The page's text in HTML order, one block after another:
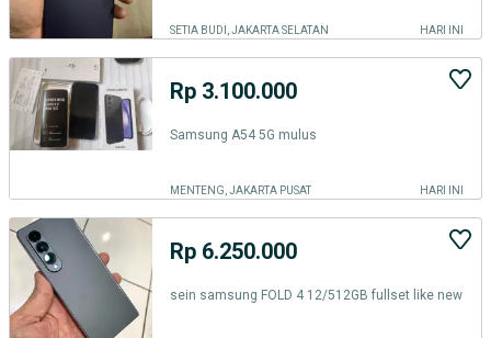
SETIA BUDI, JAKARTA SELATAN HARI INI
Rp 3.100.000
Samsung A54 5G mulus
MENTENG, JAKARTA PUSAT HARI INI
Rp 6.250.000
sein samsung FOLD 4 12/512GB fullset like new